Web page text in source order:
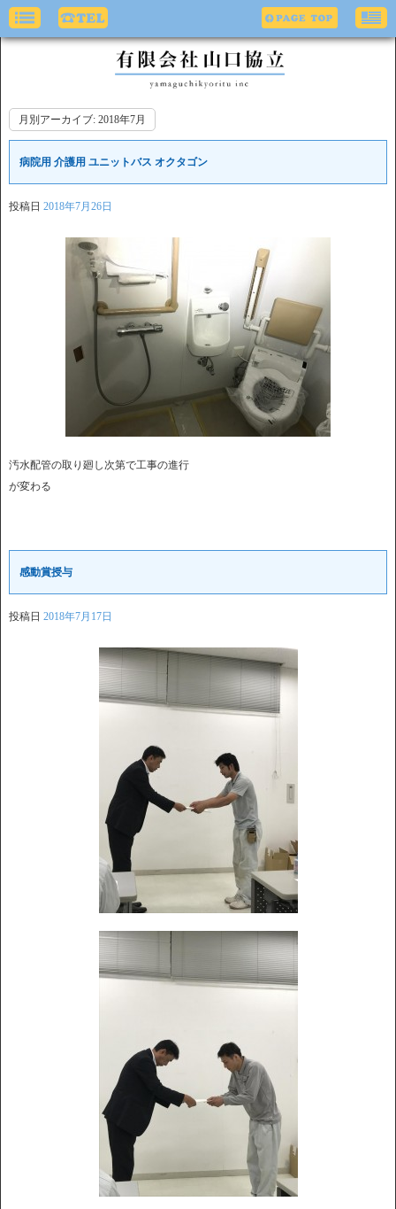
月別アーカイブ: 2018年7月
病院用 介護用 ユニットバス オクタゴン
投稿日 2018年7月26日
汚水配管の取り廻し次第で工事の進行
が変わる
感動賞授与
投稿日 2018年7月17日